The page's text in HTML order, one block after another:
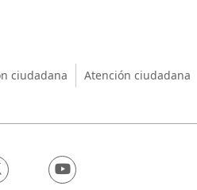
ciudadana Atención ciudadana